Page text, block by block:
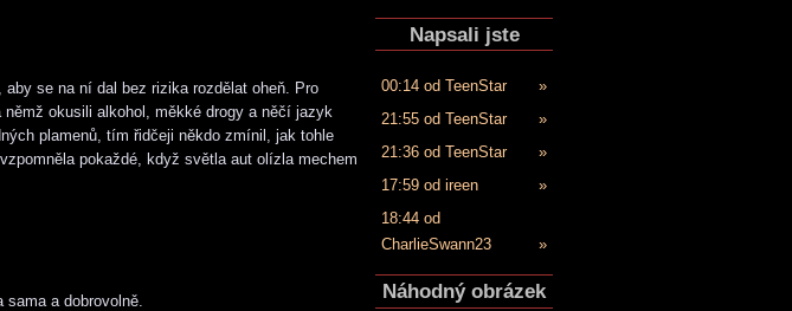
se na ní dal bez rizika rozdělat oheň. Pro
okusili alkohol, měkké drogy a něčí jazyk
plamenů, tím řidčeji někdo zmínil, jak tohle
pokaždé, když světla aut olízla mechem
a dobrovolně.
Napsali jste
00:14 od TeenStar
»
21:55 od TeenStar
»
21:36 od TeenStar
»
17:59 od ireen
»
18:44 od
CharlieSwann23
»
Náhodný obrázek